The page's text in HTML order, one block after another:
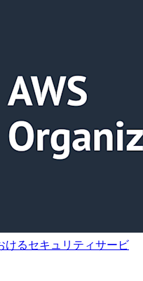
けるセキュリティサービ